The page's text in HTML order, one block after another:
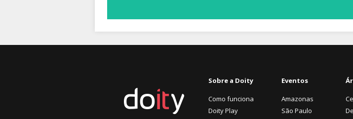
Sobre a Doity
Como funciona
Doity Play
Eventos
Amazonas
São Paulo